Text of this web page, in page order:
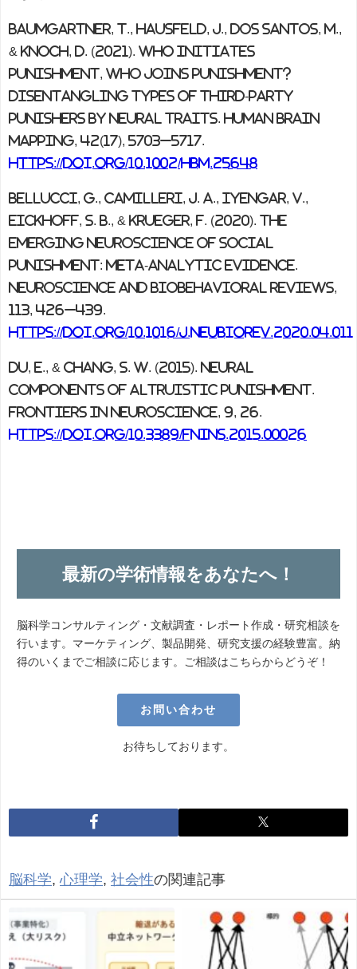
Baumgartner, T., Hausfeld, J., Dos Santos, M.,
& Knoch, D. (2021). Who initiates
punishment, who joins punishment?
Disentangling types of third-party
punishers by neural traits.
Human brain
mapping 42(17), 5703–5717.
https://doi.org/10.1002/hbm.25648
Bellucci, G., Camilleri, J. A., Iyengar, V.,
Eickhoff, S. B., & Krueger, F. (2020). The
emerging neuroscience of social
punishment: Meta-analytic evidence.
Neuroscience and biobehavioral reviews,
113, 426–439.
https://doi.org/10.1016/j.neubiorev.2020.04.011
Du, E., & Chang, S. W. (2015). Neural
components of altruistic punishment.
Frontiers in neuroscience, 9, 26.
https://doi.org/10.3389/fnins.2015.00026
最新の学術情報をあなたへ！
脳科学コンサルティング・文献調査・レポート作成・研究相談を
行います。マーケティング、製品開発、研究支援の経験豊富。納
得のいくまでご相談に応じます。ご相談はこちらからどうぞ！
お問い合わせ
お待ちしております。
脳科学 心理学 社会性の関連記事